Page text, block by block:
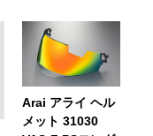
Arai アライ ヘル
メット 31030